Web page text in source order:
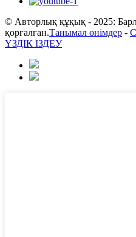
© Авторлық құқық - 2025:
қорғалған.Танымал өнімдер -
ҮЗДІК ІЗДЕУ